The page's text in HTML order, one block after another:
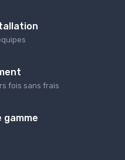
fois sans frais
gamme